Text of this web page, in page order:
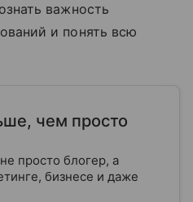
важность
и понять всю
чем просто
просто блогер, а
бизнесе и даже